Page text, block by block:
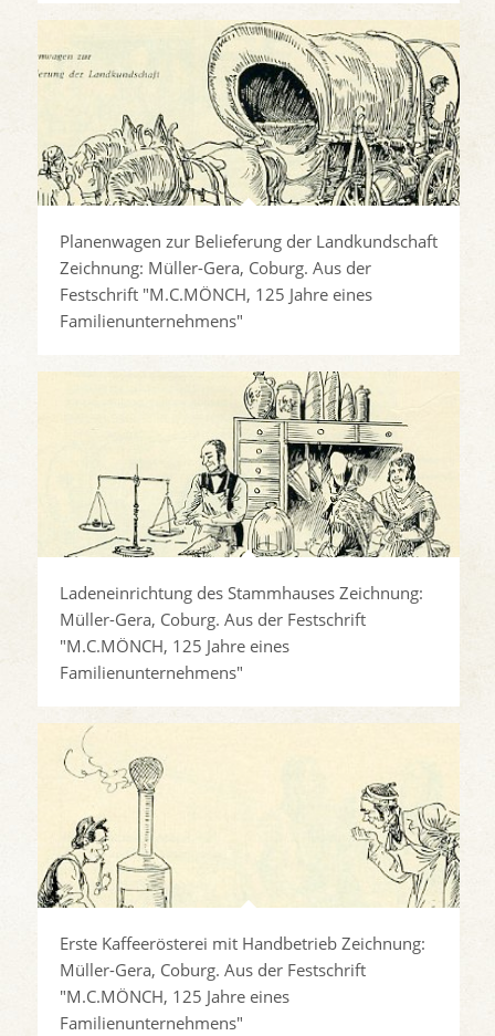
Planenwagen zur Belieferung der Landkundschaft
Zeichnung: Müller-Gera, Coburg. Aus der
Festschrift "M.C.MÖNCH, 125 Jahre eines
Familienunternehmens"
Ladeneinrichtung des Stammhauses Zeichnung:
Müller-Gera, Coburg. Aus der Festschrift
"M.C.MÖNCH, 125 Jahre eines
Familienunternehmens"
Erste Kaffeerösterei mit Handbetrieb Zeichnung:
Müller-Gera, Coburg. Aus der Festschrift
"M.C.MÖNCH, 125 Jahre eines
Familienunternehmens"